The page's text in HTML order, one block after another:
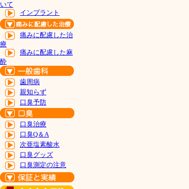
いて
インプラント
痛みに配慮した治
療
痛みに配慮した麻
酔
歯周病
親知らず
口臭予防
口臭治療
口臭Q＆A
次亜塩素酸水
口臭グッズ
口臭測定の注意